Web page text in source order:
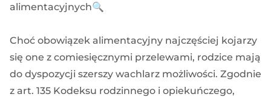
alimentacyjnych🔍
Choć obowiązek alimentacyjny najczęściej kojarzy
się one z comiesięcznymi przelewami, rodzice mają
do dyspozycji szerszy wachlarz możliwości. Zgodnie
z art. 135 Kodeksu rodzinnego i opiekuńczego,